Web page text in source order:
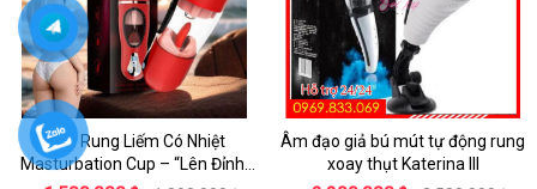
Máy Rung Liếm Có Nhiệt
Masturbation Cup – “Lên Đỉnh”
Âm đạo giả bú mút tự động rung
xoay thụt Katerina III